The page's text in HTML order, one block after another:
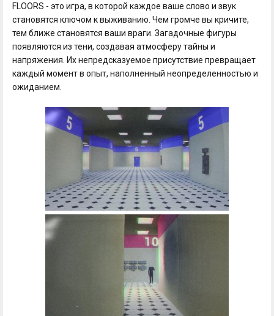
FLOORS - это игра, в которой каждое ваше слово и звук
становятся ключом к выживанию. Чем громче вы кричите,
тем ближе становятся ваши враги. Загадочные фигуры
появляются из тени, создавая атмосферу тайны и
напряжения. Их непредсказуемое присутствие превращает
каждый момент в опыт, наполненный неопределенностью и
ожиданием.